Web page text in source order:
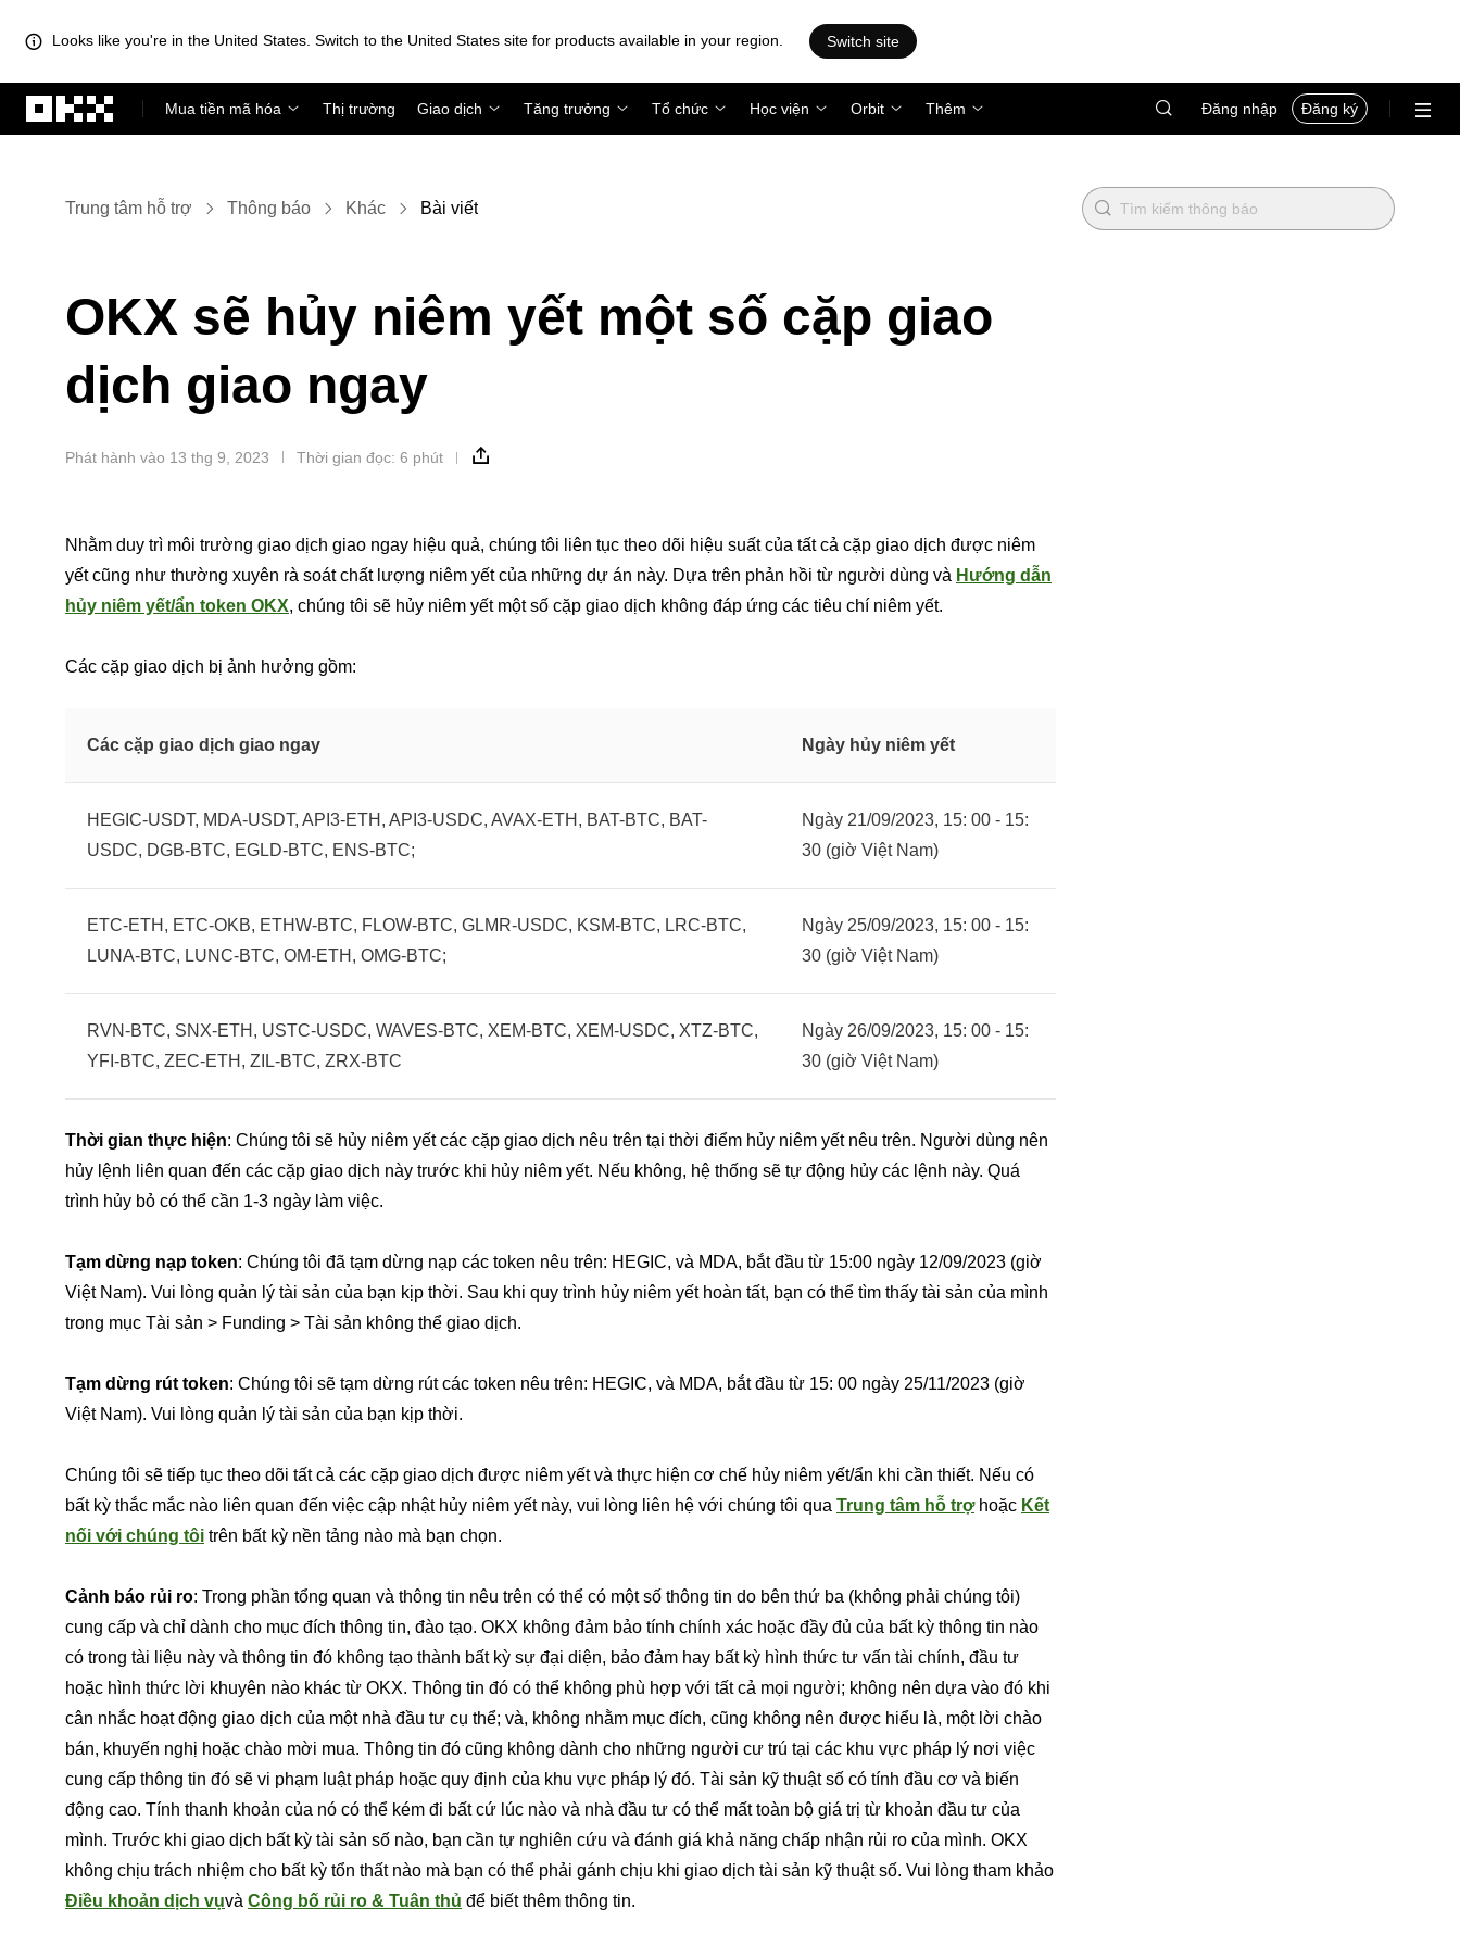
Looks like you're in the United States. Switch to the United States site for products available in your region. Switch site
Mua tiền mã hóa
Thị trường Giao dịch Tăng trưởng Tổ chức Học viện Orbit Thêm Đăng nhập Đăng ký
Trung tâm hỗ trợ Thông báo Khác Bài viết
OKX sẽ hủy niêm yết một số cặp giao
dịch giao ngay
Phát hành vào 13 thg 9, 2023 Thời gian đọc: 6 phút
Nhằm duy trì môi trường giao dịch giao ngay hiệu quả, chúng tôi liên tục theo dõi hiệu suất của tất cả cặp giao dịch được niêm
yết cũng như thường xuyên rà soát chất lượng niêm yết của những dự án này. Dựa trên phản hồi từ người dùng và Hướng dẫn
hủy niêm yết/ẩn token OKX, chúng tôi sẽ hủy niêm yết một số cặp giao dịch không đáp ứng các tiêu chí niêm yết.
Các cặp giao dịch bị ảnh hưởng gồm:
Các cặp giao dịch giao ngay Ngày hủy niêm yết
HEGIC-USDT, MDA-USDT, API3-ETH, API3-USDC, AVAX-ETH, BAT-BTC, BAT-
USDC, DGB-BTC, EGLD-BTC, ENS-BTC;
Ngày 21/09/2023, 15: 00 - 15:
30 (giờ Việt Nam)
ETC-ETH, ETC-OKB, ETHW-BTC, FLOW-BTC, GLMR-USDC, KSM-BTC, LRC-BTC,
LUNA-BTC, LUNC-BTC, OM-ETH, OMG-BTC;
Ngày 25/09/2023, 15: 00 - 15:
30 (giờ Việt Nam)
RVN-BTC, SNX-ETH, USTC-USDC, WAVES-BTC, XEM-BTC, XEM-USDC, XTZ-BTC,
YFI-BTC, ZEC-ETH, ZIL-BTC, ZRX-BTC
Ngày 26/09/2023, 15: 00 - 15:
30 (giờ Việt Nam)
Thời gian thực hiện: Chúng tôi sẽ hủy niêm yết các cặp giao dịch nêu trên tại thời điểm hủy niêm yết nêu trên. Người dùng nên
hủy lệnh liên quan đến các cặp giao dịch này trước khi hủy niêm yết. Nếu không, hệ thống sẽ tự động hủy các lệnh này. Quá
trình hủy bỏ có thể cần 1-3 ngày làm việc.
Tạm dừng nạp token: Chúng tôi đã tạm dừng nạp các token nêu trên: HEGIC, và MDA, bắt đầu từ 15:00 ngày 12/09/2023 (giờ
Việt Nam). Vui lòng quản lý tài sản của bạn kịp thời. Sau khi quy trình hủy niêm yết hoàn tất, bạn có thể tìm thấy tài sản của mình
trong mục Tài sản > Funding > Tài sản không thể giao dịch.
Tạm dừng rút token: Chúng tôi sẽ tạm dừng rút các token nêu trên: HEGIC, và MDA, bắt đầu từ 15: 00 ngày 25/11/2023 (giờ
Việt Nam). Vui lòng quản lý tài sản của bạn kịp thời.
Chúng tôi sẽ tiếp tục theo dõi tất cả các cặp giao dịch được niêm yết và thực hiện cơ chế hủy niêm yết/ẩn khi cần thiết. Nếu có
bất kỳ thắc mắc nào liên quan đến việc cập nhật hủy niêm yết này, vui lòng liên hệ với chúng tôi qua Trung tâm hỗ trợhoặc Kết
nối với chúng tôi trên bất kỳ nền tảng nào mà bạn chọn.
Cảnh báo rủi ro: Trong phần tổng quan và thông tin nêu trên có thể có một số thông tin do bên thứ ba (không phải chúng tôi)
cung cấp và chỉ dành cho mục đích thông tin, đào tạo. OKX không đảm bảo tính chính xác hoặc đầy đủ của bất kỳ thông tin nào
có trong tài liệu này và thông tin đó không tạo thành bất kỳ sự đại diện, bảo đảm hay bất kỳ hình thức tư vấn tài chính, đầu tư
hoặc hình thức lời khuyên nào khác từ OKX. Thông tin đó có thể không phù hợp với tất cả mọi người; không nên dựa vào đó khi
cân nhắc hoạt động giao dịch của một nhà đầu tư cụ thể; và, không nhằm mục đích, cũng không nên được hiểu là, một lời chào
bán, khuyến nghị hoặc chào mời mua. Thông tin đó cũng không dành cho những người cư trú tại các khu vực pháp lý nơi việc
cung cấp thông tin đó sẽ vi phạm luật pháp hoặc quy định của khu vực pháp lý đó. Tài sản kỹ thuật số có tính đầu cơ và biến
động cao. Tính thanh khoản của nó có thể kém đi bất cứ lúc nào và nhà đầu tư có thể mất toàn bộ giá trị từ khoản đầu tư của
mình. Trước khi giao dịch bất kỳ tài sản số nào, bạn cần tự nghiên cứu và đánh giá khả năng chấp nhận rủi ro của mình. OKX
không chịu trách nhiệm cho bất kỳ tổn thất nào mà bạn có thể phải gánh chịu khi giao dịch tài sản kỹ thuật số. Vui lòng tham khảo
Điều khoản dịch vụvà Công bố rủi ro & Tuân thủ để biết thêm thông tin.